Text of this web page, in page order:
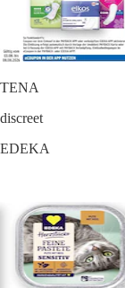
TENA
discreet
EDEKA